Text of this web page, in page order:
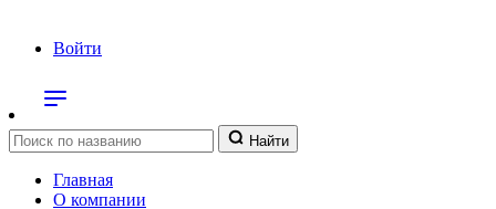
Войти
Найти
Главная
О компании